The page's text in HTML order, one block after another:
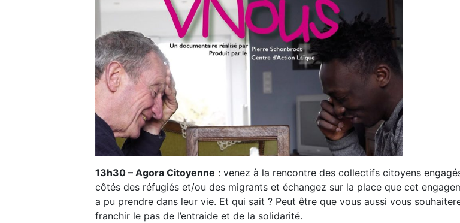
13h30 – Agora Citoyenne : venez à la rencontre des collectifs citoyens
côtés des réfugiés et/ou des migrants et échangez sur la place que cet
a pu prendre dans leur vie. Et qui sait ? Peut être que vous aussi vous
franchir le pas de l’entraide et de la solidarité.